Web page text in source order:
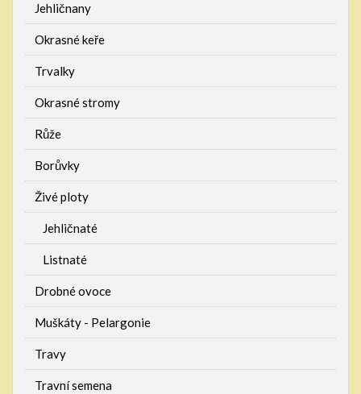
Jehličnany
Okrasné keře
Trvalky
Okrasné stromy
Růže
Borůvky
Živé ploty
Jehličnaté
Listnaté
Drobné ovoce
Muškáty - Pelargonie
Travy
Travní semena